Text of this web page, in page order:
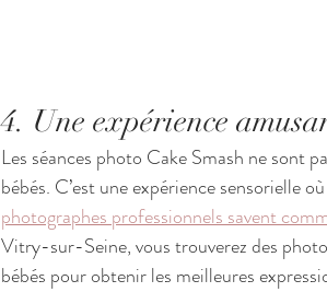
4. Une expérience
Les séances photo Cake Smash ne sont
bébés. C’est une expérience sensorielle
photographes professionnels savent
Vitry-sur-Seine, vous trouverez des
bébés pour obtenir les meilleures